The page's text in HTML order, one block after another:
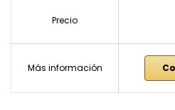
Precio
Más información